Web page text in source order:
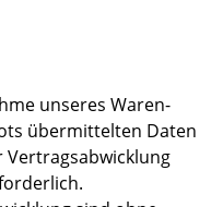
unseres Waren-
übermittelten Daten
Vertragsabwicklung